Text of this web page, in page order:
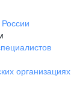
организациях